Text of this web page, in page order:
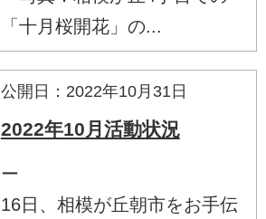
「十月桜開花」の...
公開日：2022年10月31日
2022年10月活動状況
ー
16日、相模が丘朝市をお手伝